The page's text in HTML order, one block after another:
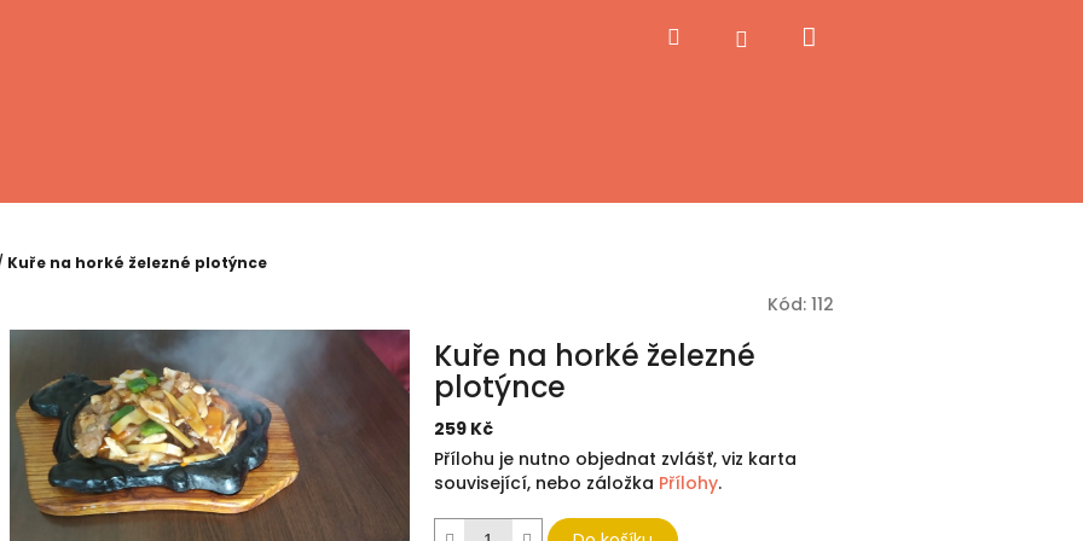
Hledat Přihlášení
Kuře na horké železné plotýnce
Kód: 112
Kuře na horké železné
plotýnce
259 Kč
Měrná
cena:
Přílohu je nutno objednat zvlášť, viz karta
související, nebo záložka Přílohy.